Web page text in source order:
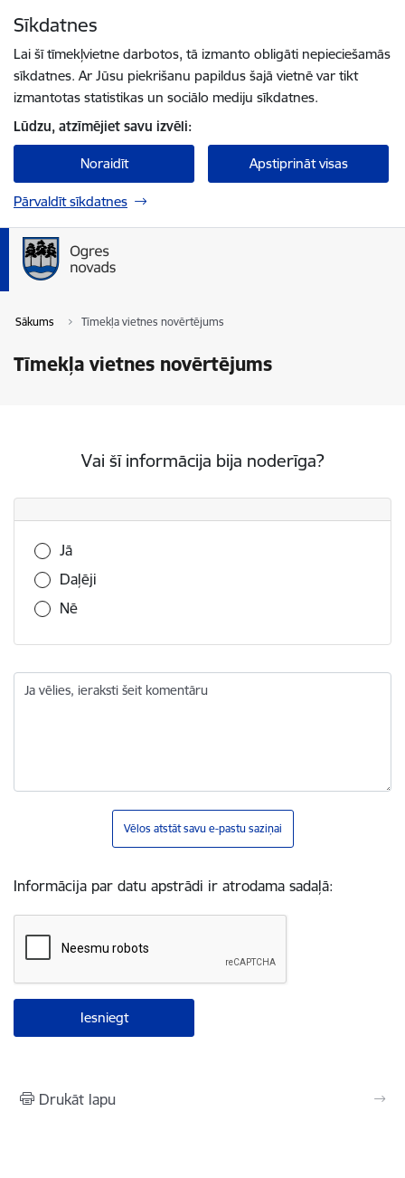
Sīkdatnes
Lai šī tīmekļvietne darbotos, tā izmanto obligāti nepieciešamās
sīkdatnes. Ar Jūsu piekrišanu papildus šajā vietnē var tikt
izmantotas statistikas un sociālo mediju sīkdatnes.
Lūdzu, atzīmējiet savu izvēli:
Noraidīt Apstiprināt visas
Pārvaldīt sīkdatnes
Sākums Tīmekļa vietnes novērtējums
Tīmekļa vietnes novērtējums
Vai šī informācija bija noderīga?
Vai šī informācija bija noderīga?
Jā
Daļēji
Nē
Ja vēlies, ieraksti šeit komentāru
Vēlos atstāt savu e-pastu saziņai
Informācija par datu apstrādi ir atrodama sadaļā:
Drukāt lapu